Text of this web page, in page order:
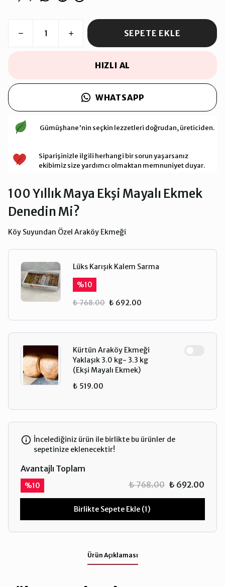
SEPETE EKLE
HIZLI AL
WHATSAPP
Gümüşhane'nin seçkin lezzetleri doğrudan, üreticiden.
Siparişinizle ilgili herhangi bir sorun yaşarsanız
ekibimiz size yardımcı olmaktan memnuniyet duyar.
100 Yıllık Maya Ekşi Mayalı Ekmek
Denedin Mi?
Köy Suyundan Özel Araköy Ekmeği
Lüks Karışık Kalem Sarma
%10
₺ 768.00 ₺ 692.00
Kürtün Araköy Ekmeği
Yaklaşık 3.0 kg- 3.3 kg
(Ekşi Mayalı Ekmek)
₺ 519.00
İncelediğiniz ürün ile birlikte bu ürünler de
sepetinize eklenecektir!
Avantajlı Toplam
%10 ₺ 768.00 ₺ 692.00
Birlikte Sepete Ekle (1)
Ürün Açıklaması